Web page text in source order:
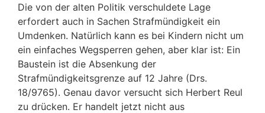
Die von der alten Politik verschuldete Lage
erfordert auch in Sachen Strafmündigkeit ein
Umdenken. Natürlich kann es bei Kindern nicht um
ein einfaches Wegsperren gehen, aber klar ist: Ein
Baustein ist die Absenkung der
Strafmündigkeitsgrenze auf 12 Jahre (Drs.
18/9765). Genau davor versucht sich Herbert Reul
zu drücken. Er handelt jetzt nicht aus